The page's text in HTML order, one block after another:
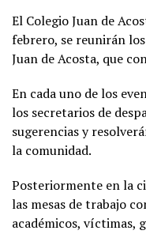
El Colegio Juan de
febrero, se reunirán
Juan de Acosta, que
En cada uno de los
los secretarios de
sugerencias y
la comunidad.
Posteriormente en la
las mesas de trabajo
académicos, víctimas,